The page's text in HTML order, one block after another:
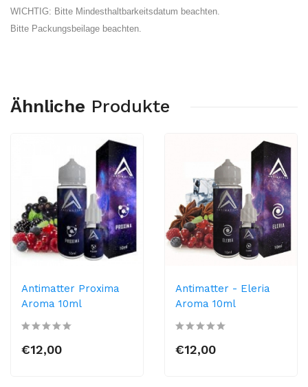
WICHTIG: Bitte Mindesthaltbarkeitsdatum beachten.
Bitte Packungsbeilage beachten.
Ähnliche Produkte
Antimatter Proxima
Aroma 10ml
€12,00
Antimatter - Eleria
Aroma 10ml
€12,00